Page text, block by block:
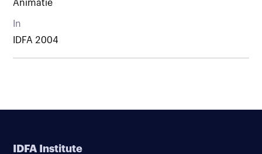
Animatie
In
IDFA 2004
IDFA Institute